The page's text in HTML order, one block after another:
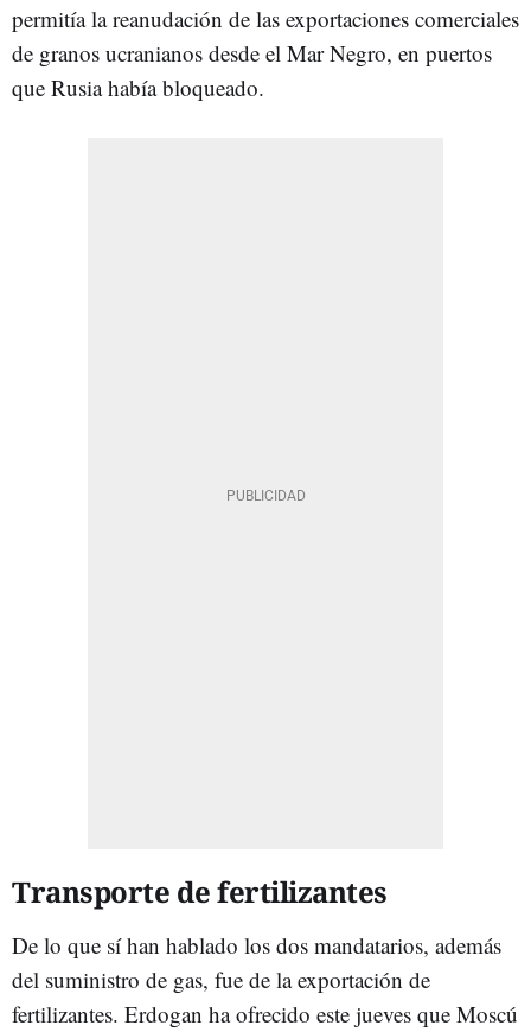
permitía la reanudación de las exportaciones comerciales
de granos ucranianos desde el Mar Negro, en puertos
que Rusia había bloqueado.
Transporte de fertilizantes
De lo que sí han hablado los dos mandatarios, además
del suministro de gas, fue de la exportación de
fertilizantes. Erdogan ha ofrecido este jueves que Moscú